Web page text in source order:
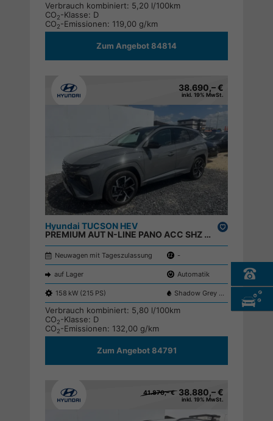
Verbrauch kombiniert: 5,20 l/100km
CO2-Klasse: D
CO2-Emissionen: 119,00 g/km
Zum Angebot 84814
38.690,– €
inkl. 19% MwSt.
Hyundai TUCSON HEV
PREMIUM AUT N-LINE PANO ACC SHZ NAVI RFK ;
Neuwagen mit Tageszulassung -
auf Lager Automatik
158 kW (215 PS) Shadow Grey TKG
Verbrauch kombiniert: 5,80 l/100km
CO2-Klasse: D
CO2-Emissionen: 132,00 g/km
Zum Angebot 84791
41.870,– € 38.880,– €
inkl. 19% MwSt.